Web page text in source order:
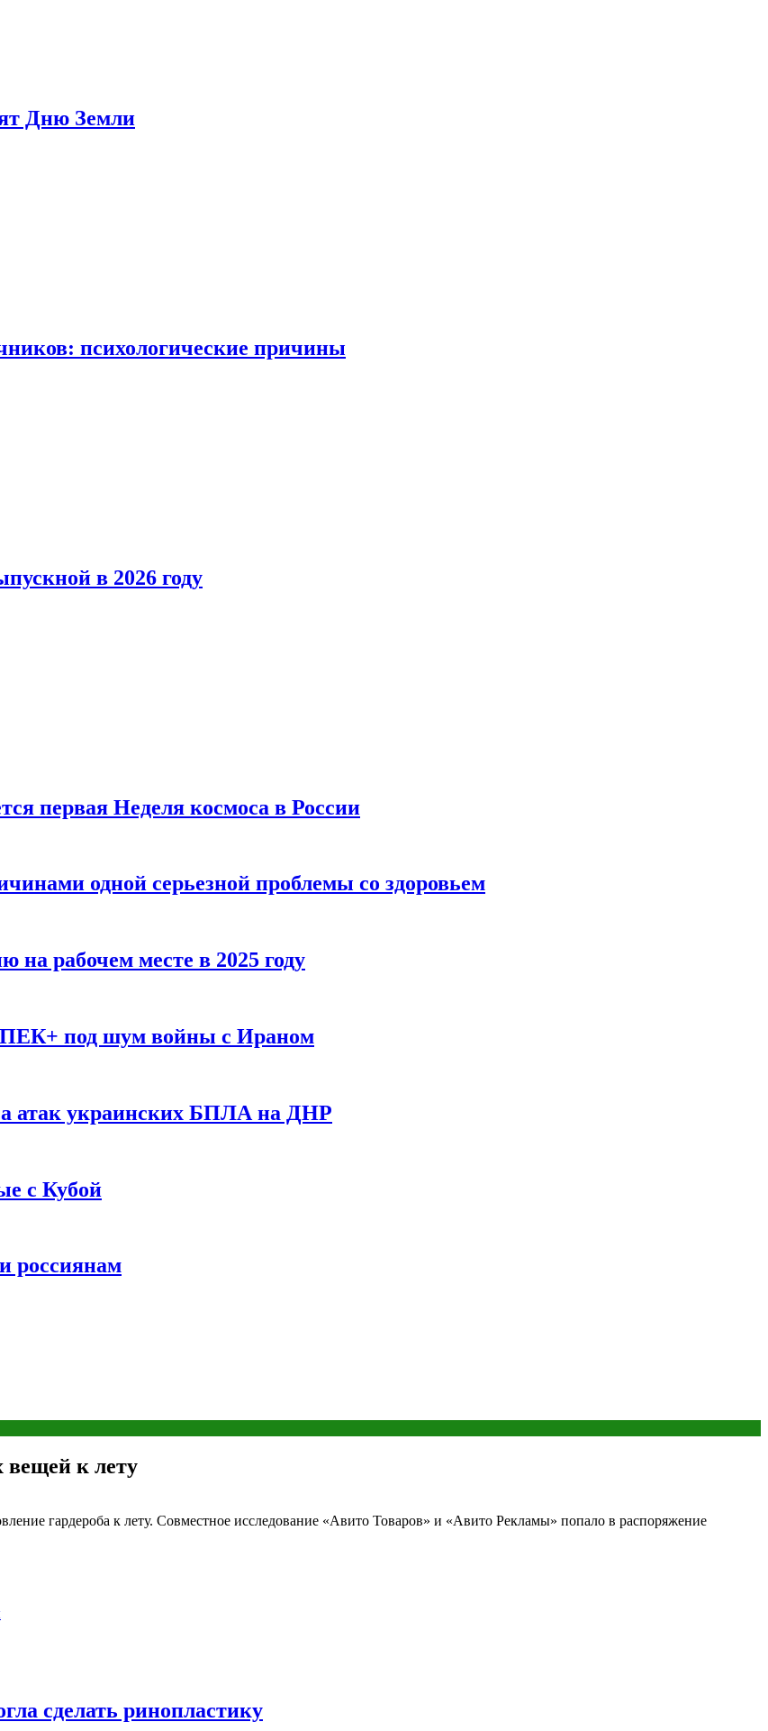
Дню Земли
психологические причины
в 2026 году
первая Неделя космоса в России
одной серьезной проблемы со здоровьем
на рабочем месте в 2025 году
под шум войны с Ираном
атак украинских БПЛА на ДНР
с Кубой
россиянам
к лету
гардероба к лету. Совместное исследование «Авито Товаров» и «Авито Рекламы» попало в распоряжение
сделать ринопластику